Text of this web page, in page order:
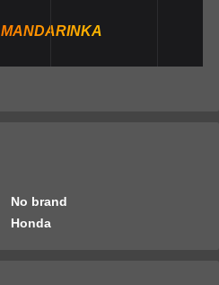
MANDARINKA
No brand
Honda